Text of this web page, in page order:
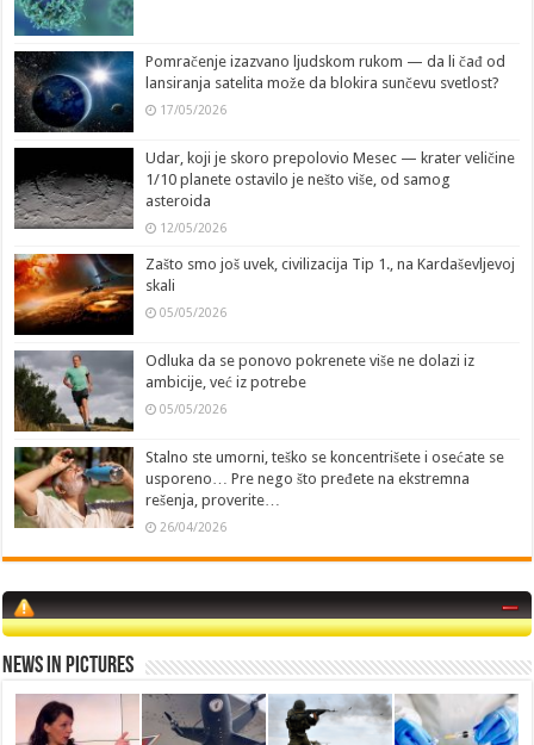
Pomračenje izazvano ljudskom rukom — da li čađ od
lansiranja satelita može da blokira sunčevu svetlost?
17/05/2026
Udar, koji je skoro prepolovio Mesec — krater veličine
1/10 planete ostavilo je nešto više, od samog
asteroida
12/05/2026
Zašto smo još uvek, civilizacija Tip 1., na Kardaševljevoj
skali
05/05/2026
Odluka da se ponovo pokrenete više ne dolazi iz
ambicije, već iz potrebe
05/05/2026
Stalno ste umorni, teško se koncentrišete i osećate se
usporeno… Pre nego što pređete na ekstremna
rešenja, proverite…
26/04/2026
News in Pictures